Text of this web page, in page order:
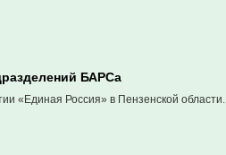
БАРСа
«Единая Россия» в Пензенской области.